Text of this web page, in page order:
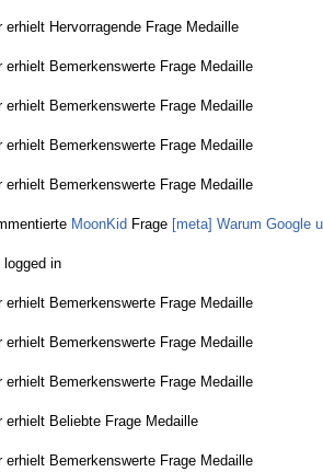
erhielt Hervorragende Frage Medaille
erhielt Bemerkenswerte Frage Medaille
erhielt Bemerkenswerte Frage Medaille
erhielt Bemerkenswerte Frage Medaille
erhielt Bemerkenswerte Frage Medaille
MoonKid Frage [meta] Warum Google
logged in
erhielt Bemerkenswerte Frage Medaille
erhielt Bemerkenswerte Frage Medaille
erhielt Bemerkenswerte Frage Medaille
erhielt Beliebte Frage Medaille
erhielt Bemerkenswerte Frage Medaille